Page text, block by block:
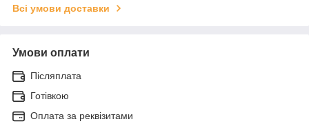
Всі умови доставки
Умови оплати
Післяплата
Готівкою
Оплата за реквізитами